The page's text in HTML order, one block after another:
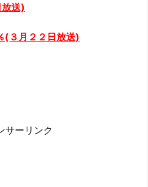
送)
(３月２２日放送)
サーリンク